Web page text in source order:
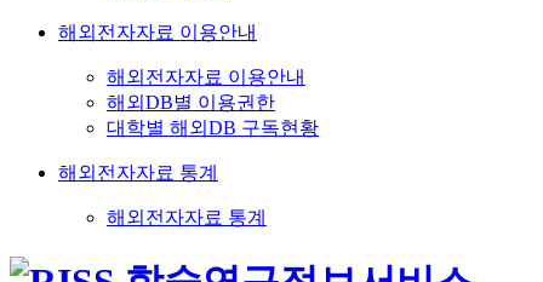
해외전자자료 이용안내
해외전자자료 이용안내
해외DB별 이용권한
대학별 해외DB 구독현황
해외전자자료 통계
해외전자자료 통계